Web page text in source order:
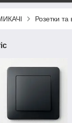
Розетки